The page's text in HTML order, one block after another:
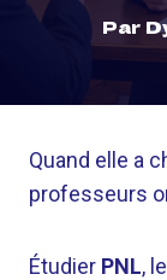
Par
Quand elle a
professeurs
Étudier PNL,